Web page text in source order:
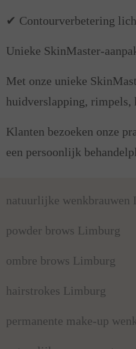
✔ Contourverbetering
Unieke SkinMaster-
Met onze unieke
huidverslapping, rimpels,
Klanten bezoeken onze
een persoonlijk
natuurlijke wenkbrauwen
powder brows Limburg
ombre brows Limburg
hairstrokes Limburg
permanente make-up